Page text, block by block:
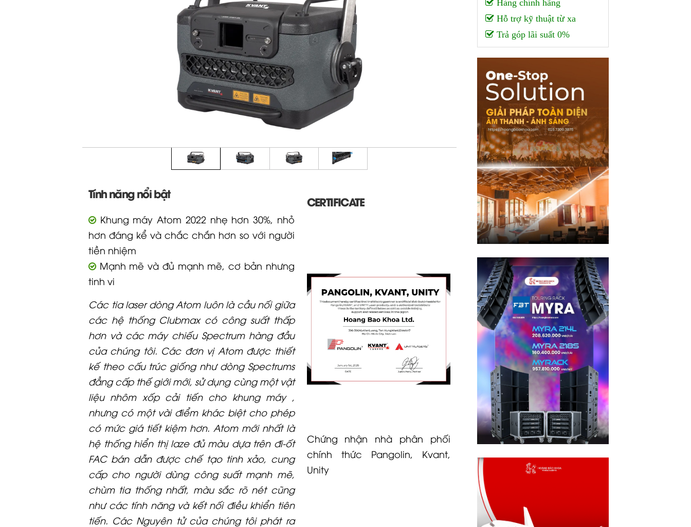
Tính năng nổi bật
Khung máy Atom 2022 nhẹ hơn 30%, nhỏ
hơn đáng kể và chắc chắn hơn so với người
tiền nhiệm
Mạnh mẽ và đủ mạnh mẽ, cơ bản nhưng
tinh vi
Các tia laser dòng Atom luôn là cầu nối giữa
các hệ thống Clubmax có công suất thấp
hơn và các máy chiếu Spectrum hàng đầu
của chúng tôi. Các đơn vị Atom được thiết
kế theo cấu trúc giống như dòng Spectrums
đẳng cấp thế giới mới, sử dụng cùng một vật
liệu nhôm xốp cải tiến cho khung máy ,
nhưng có một vài điểm khác biệt cho phép
có mức giá tiết kiệm hơn. Atom mới nhất là
hệ thống hiển thị laze đủ màu dựa trên đi-ốt
FAC bán dẫn được chế tạo tinh xảo, cung
cấp cho người dùng công suất mạnh mẽ,
chùm tia thống nhất, màu sắc rõ nét cũng
như các tính năng và kết nối điều khiển tiên
tiến. Các Nguyên tử của chúng tôi phát ra
CERTIFICATE
Chứng nhận nhà phân phối
chính thức Pangolin, Kvant,
Unity
Hàng chính hãng
Hỗ trợ kỹ thuật từ xa
Trả góp lãi suất 0%